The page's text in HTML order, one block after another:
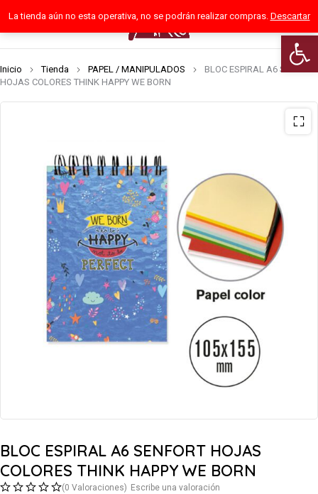
Abrir
La tienda aún no esta operativa, no se podrán realizar compras. Descartar
0
Inicio Tienda PAPEL / MANIPULADOS
BLOC ESPIRAL A6 SENFORT
HOJAS COLORES THINK HAPPY WE BORN
BLOC ESPIRAL A6 SENFORT HOJAS
COLORES THINK HAPPY WE BORN
(0 Valoraciones) Escribe una valoración